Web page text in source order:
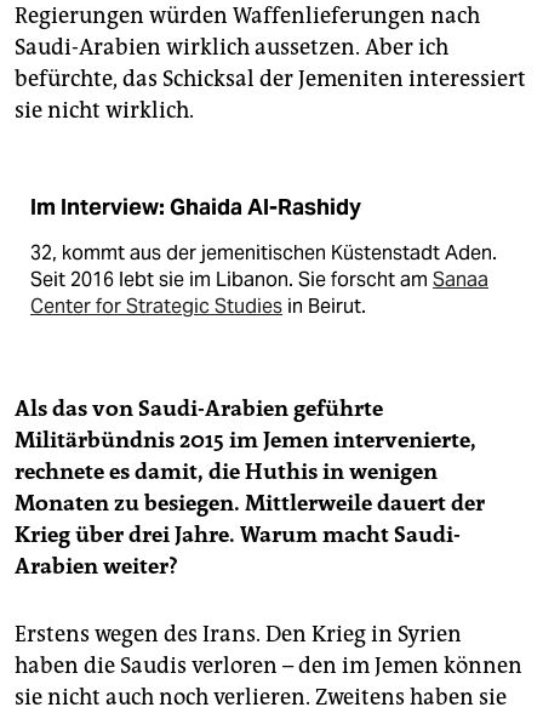
Regierungen würden Waffenlieferungen nach
Saudi-Arabien wirklich aussetzen. Aber ich
befürchte, das Schicksal der Jemeniten interessiert
sie nicht wirklich.
Im Interview: Ghaida Al-Rashidy
32, kommt aus der jemenitischen Küstenstadt Aden.
Seit 2016 lebt sie im Libanon. Sie forscht am Sanaa
Center for Strategic Studies in Beirut.
Als das von Saudi-Arabien geführte
Militärbündnis 2015 im Jemen intervenierte,
rechnete es damit, die Huthis in wenigen
Monaten zu besiegen. Mittlerweile dauert der
Krieg über drei Jahre. Warum macht Saudi-
Arabien weiter?
Erstens wegen des Irans. Den Krieg in Syrien
haben die Saudis verloren – den im Jemen können
sie nicht auch noch verlieren. Zweitens haben sie